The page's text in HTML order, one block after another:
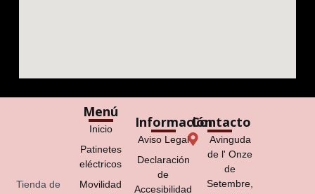
Tienda de
Menú
Inicio
Patinetes
eléctricos
Movilidad
Información
Aviso Legal
Declaración
de
Accesibilidad
Contacto
Avinguda
de l' Onze
de
Setembre,